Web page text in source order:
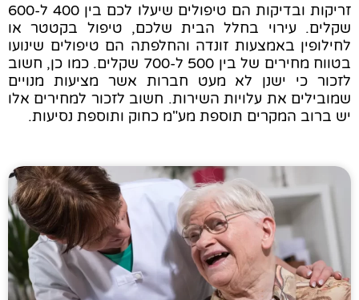
זריקות ובדיקות הם טיפולים שיעלו לכם בין 400 ל-600
שקלים. עירוי בחלל הבית שלכם, טיפול בקטטר או
לחילופין באמצעות זונדה והחלפתה הם טיפולים שינועו
בטווח מחירים של בין 500 ל-700 שקלים. כמו כן, חשוב
לזכור כי ישנן לא מעט חברות אשר מציעות מנויים
שמובילים את עלויות השירות. חשוב לזכור למחירים אלו
יש ברוב המקרים תוספת מע"מ כחוק ותוספת נסיעות.